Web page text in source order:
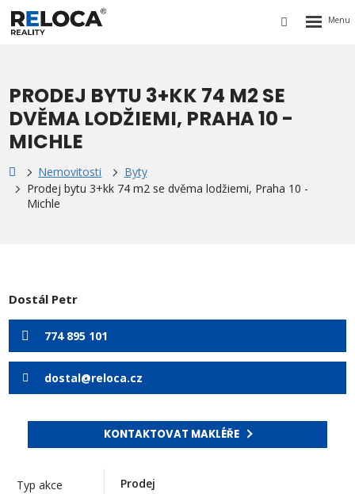
Vyhledávání
PRODEJ BYTU 3+KK 74 M2 SE
DVĚMA LODŽIEMI, PRAHA 10 -
MICHLE
Nemovitosti
Byty
Prodej bytu 3+kk 74 m2 se dvěma lodžiemi, Praha 10 -
Michle
Dostál Petr
774 895 101
dostal@reloca.cz
KONTAKTOVAT MAKLÉŘE
Typ akce Prodej